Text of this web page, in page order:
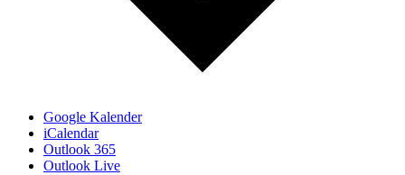
Google Kalender
iCalendar
Outlook 365
Outlook Live